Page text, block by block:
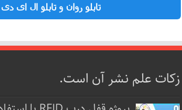
تابلو روان و تابلو ال ای دی
زکات علم نشر آن است.